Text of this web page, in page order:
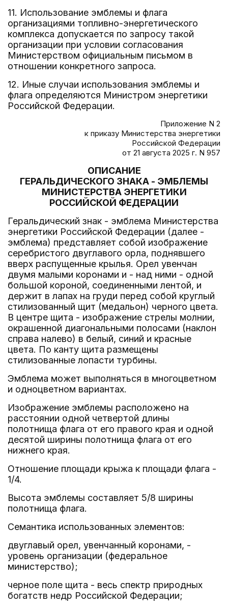
11. Использование эмблемы и флага
организациями топливно-энергетического
комплекса допускается по запросу такой
организации при условии согласования
Министерством официальным письмом в
отношении конкретного запроса.
12. Иные случаи использования эмблемы и
флага определяются Министром энергетики
Российской Федерации.
Приложение N 2
к приказу Министерства энергетики
Российской Федерации
от 21 августа 2025 г. N 957
ОПИСАНИЕ
ГЕРАЛЬДИЧЕСКОГО ЗНАКА - ЭМБЛЕМЫ
МИНИСТЕРСТВА ЭНЕРГЕТИКИ
РОССИЙСКОЙ ФЕДЕРАЦИИ
Геральдический знак - эмблема Министерства
энергетики Российской Федерации (далее -
эмблема) представляет собой изображение
серебристого двуглавого орла, поднявшего
вверх распущенные крылья. Орел увенчан
двумя малыми коронами и - над ними - одной
большой короной, соединенными лентой, и
держит в лапах на груди перед собой круглый
стилизованный щит (медальон) черного цвета.
В центре щита - изображение стрелы молнии,
окрашенной диагональными полосами (наклон
справа налево) в белый, синий и красные
цвета. По канту щита размещены
стилизованные лопасти турбины.
Эмблема может выполняться в многоцветном
и одноцветном вариантах.
Изображение эмблемы расположено на
расстоянии одной четвертой длины
полотнища флага от его правого края и одной
десятой ширины полотнища флага от его
нижнего края.
Отношение площади крыжа к площади флага -
1/4.
Высота эмблемы составляет 5/8 ширины
полотнища флага.
Семантика использованных элементов:
двуглавый орел, увенчанный коронами, -
уровень организации (федеральное
министерство);
черное поле щита - весь спектр природных
богатств недр Российской Федерации;